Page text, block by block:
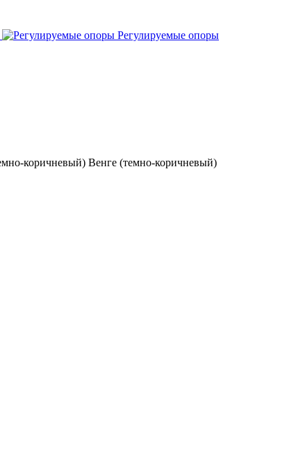
Регулируемые опоры
Венге (темно-коричневый)